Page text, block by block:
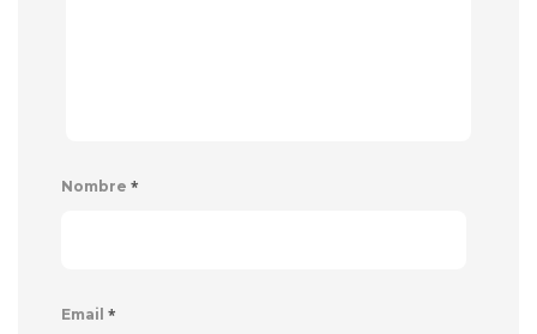
Nombre *
Email *